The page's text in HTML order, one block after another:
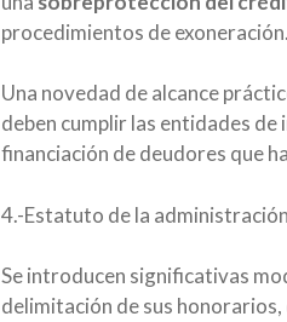
procedimientos de exoneración.
Una novedad de alcance
deben cumplir las entidades
financiación de deudores que
4.-Estatuto de la
Se introducen significativas
delimitación de sus